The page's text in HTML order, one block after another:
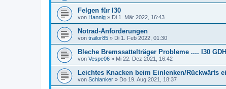
Felgen für I30
von Hannig » Di 1. Mär 2022, 16:43
Notrad-Anforderungen
von trailor85 » Di 1. Feb 2022, 01:30
Bleche Bremssattelträger Probleme .... I30 GDH
von Vespe06 » Mi 22. Dez 2021, 16:42
Leichtes Knacken beim Einlenken/Rückwärts
von Schlanker » Do 19. Aug 2021, 18:37